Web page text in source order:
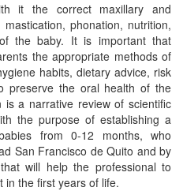
it the correct maxillary and
phonation, nutrition,
the baby. It is important that
the appropriate methods of
habits, dietary advice, risk
preserve the oral health of the
is a narrative review of scientific
the purpose of establishing a
from 0-12 months, who
San Francisco de Quito and by
will help the professional to
in the first years of life.